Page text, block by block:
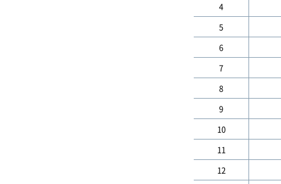
4
5
6
7
8
9
10
11
12